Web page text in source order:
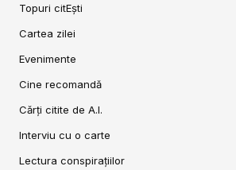
Topuri citEști
Cartea zilei
Evenimente
Cine recomandă
Cărți citite de A.I.
Interviu cu o carte
Lectura conspirațiilor